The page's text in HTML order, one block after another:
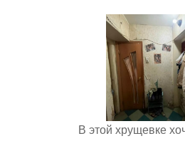
В этой хрущевке